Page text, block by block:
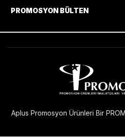
PROMOSYON BÜLTEN
Aplus Promosyon Ürünleri Bir